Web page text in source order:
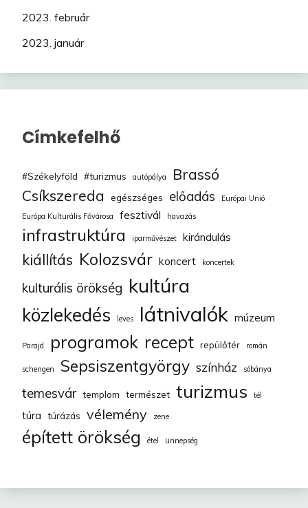
2023. február
2023. január
Címkefelhő
#Székelyföld #turizmus autópálya
Brassó
Csíkszereda
egészséges előadás
Európai Unió
Európa Kulturális Fővárosa
fesztivál havazás
infrastruktúra iparművészet kirándulás
kiállítás Kolozsvár koncert koncertek
kulturális örökség kultúra
közlekedés leves látnivalók múzeum
Parajd programok recept repülőtér román
schengen Sepsiszentgyörgy színház sóbánya
temesvár templom természet turizmus tél
túra túrázás vélemény zene
épített örökség étel ünnepség